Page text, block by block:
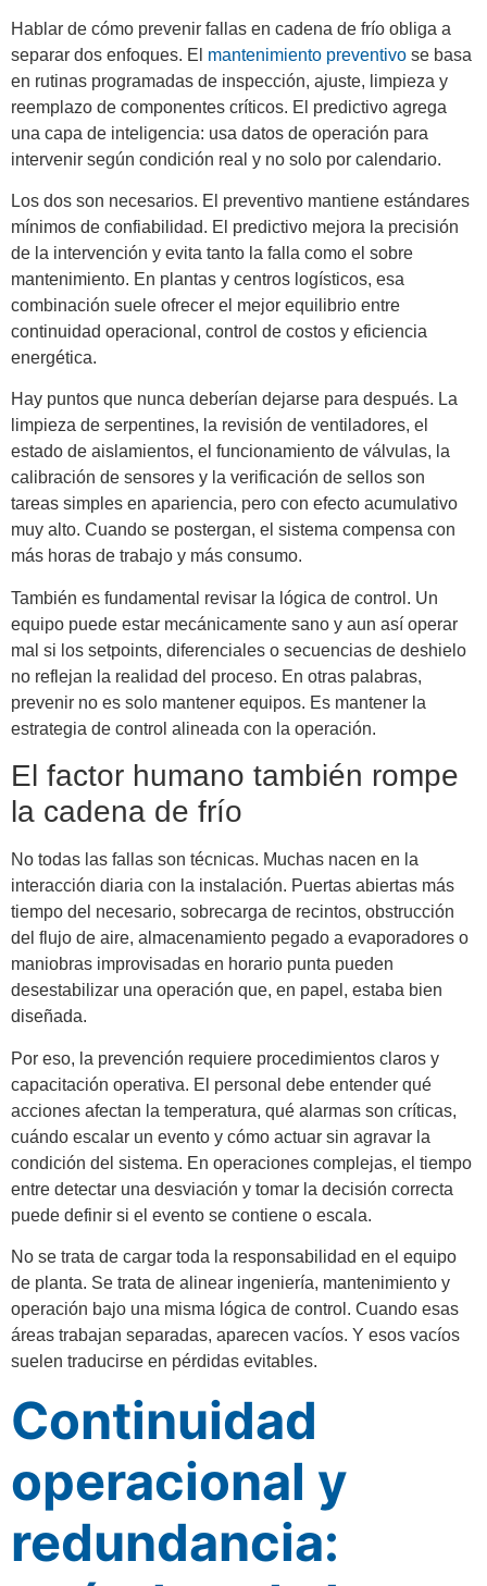
Hablar de cómo prevenir fallas en cadena de frío obliga a
separar dos enfoques. El mantenimiento preventivo se basa
en rutinas programadas de inspección, ajuste, limpieza y
reemplazo de componentes críticos. El predictivo agrega
una capa de inteligencia: usa datos de operación para
intervenir según condición real y no solo por calendario.
Los dos son necesarios. El preventivo mantiene estándares
mínimos de confiabilidad. El predictivo mejora la precisión
de la intervención y evita tanto la falla como el sobre
mantenimiento. En plantas y centros logísticos, esa
combinación suele ofrecer el mejor equilibrio entre
continuidad operacional, control de costos y eficiencia
energética.
Hay puntos que nunca deberían dejarse para después. La
limpieza de serpentines, la revisión de ventiladores, el
estado de aislamientos, el funcionamiento de válvulas, la
calibración de sensores y la verificación de sellos son
tareas simples en apariencia, pero con efecto acumulativo
muy alto. Cuando se postergan, el sistema compensa con
más horas de trabajo y más consumo.
También es fundamental revisar la lógica de control. Un
equipo puede estar mecánicamente sano y aun así operar
mal si los setpoints, diferenciales o secuencias de deshielo
no reflejan la realidad del proceso. En otras palabras,
prevenir no es solo mantener equipos. Es mantener la
estrategia de control alineada con la operación.
El factor humano también rompe
la cadena de frío
No todas las fallas son técnicas. Muchas nacen en la
interacción diaria con la instalación. Puertas abiertas más
tiempo del necesario, sobrecarga de recintos, obstrucción
del flujo de aire, almacenamiento pegado a evaporadores o
maniobras improvisadas en horario punta pueden
desestabilizar una operación que, en papel, estaba bien
diseñada.
Por eso, la prevención requiere procedimientos claros y
capacitación operativa. El personal debe entender qué
acciones afectan la temperatura, qué alarmas son críticas,
cuándo escalar un evento y cómo actuar sin agravar la
condición del sistema. En operaciones complejas, el tiempo
entre detectar una desviación y tomar la decisión correcta
puede definir si el evento se contiene o escala.
No se trata de cargar toda la responsabilidad en el equipo
de planta. Se trata de alinear ingeniería, mantenimiento y
operación bajo una misma lógica de control. Cuando esas
áreas trabajan separadas, aparecen vacíos. Y esos vacíos
suelen traducirse en pérdidas evitables.
Continuidad
operacional y
redundancia: